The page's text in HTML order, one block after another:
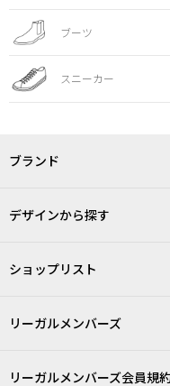
ブーツ
スニーカー
ブランド
デザインから探す
ショップリスト
リーガルメンバーズ
リーガルメンバーズ会員規